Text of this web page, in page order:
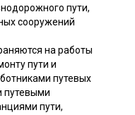
пути,
сооружений
на работы
пути и
путевых
путевыми
пути,